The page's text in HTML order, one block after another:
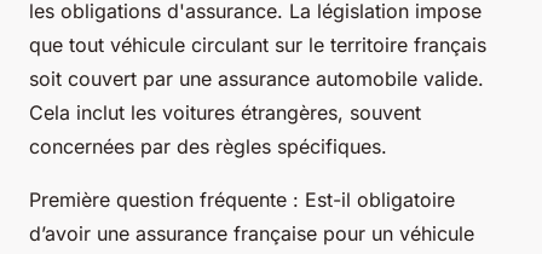
les obligations d'assurance. La législation impose
que tout véhicule circulant sur le territoire français
soit couvert par une assurance automobile valide.
Cela inclut les voitures étrangères, souvent
concernées par des règles spécifiques.
Première question fréquente : Est-il obligatoire
d’avoir une assurance française pour un véhicule